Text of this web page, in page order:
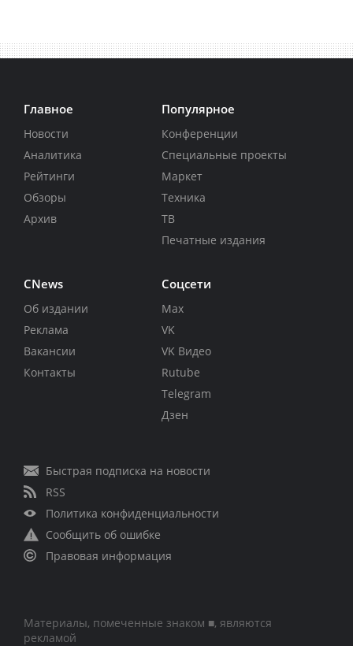
Главное
Новости
Аналитика
Рейтинги
Обзоры
Архив
Популярное
Конференции
Специальные проекты
Маркет
Техника
ТВ
Печатные издания
CNews
Об издании
Реклама
Вакансии
Контакты
Соцсети
Max
VK
VK Видео
Rutube
Telegram
Дзен
Быстрая подписка на новости
RSS
Политика конфиденциальности
Сообщить об ошибке
Правовая информация
Материалы, помеченные знаком ■, являются
рекламой